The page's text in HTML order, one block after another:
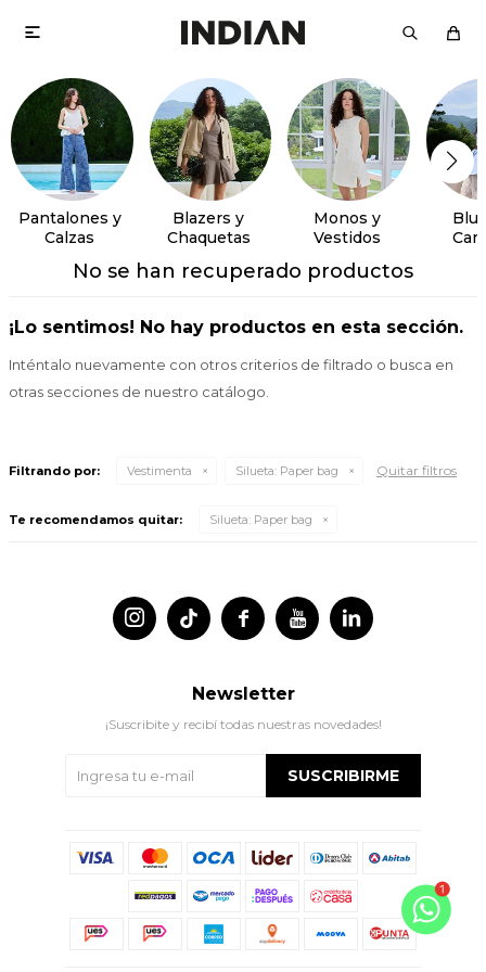

Pantalones y
Calzas
Blazers y
Chaquetas
Monos y
Vestidos
No se han recuperado productos
¡Lo sentimos! No hay productos en esta sección.
Inténtalo nuevamente con otros criterios de filtrado o busca en
otras secciones de nuestro catálogo.
Filtrando por: Vestimenta Silueta: Paper bag Quitar filtros
Te recomendamos quitar: Silueta: Paper bag
 
 
Newsletter
¡Suscribite y recibí todas nuestras novedades!
SUSCRIBIRME